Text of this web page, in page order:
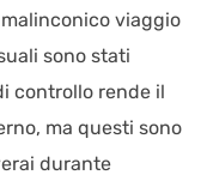
viaggio
sono stati
controllo rende il
ma questi sono
durante